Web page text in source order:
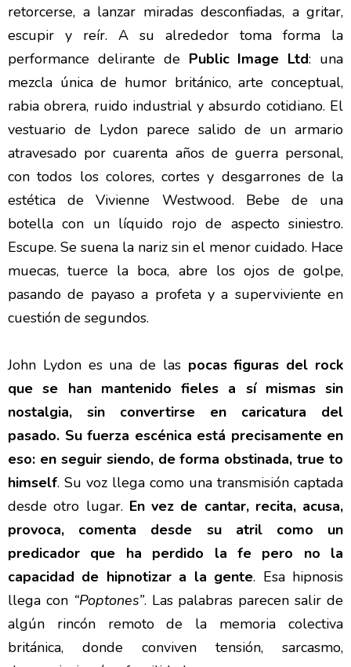
retorcerse, a lanzar miradas desconfiadas, a gritar,
escupir y reír. A su alrededor toma forma la
performance delirante de Public Image Ltd: una
mezcla única de humor británico, arte conceptual,
rabia obrera, ruido industrial y absurdo cotidiano. El
vestuario de Lydon parece salido de un armario
atravesado por cuarenta años de guerra personal,
con todos los colores, cortes y desgarrones de la
estética de Vivienne Westwood. Bebe de una
botella con un líquido rojo de aspecto siniestro.
Escupe. Se suena la nariz sin el menor cuidado. Hace
muecas, tuerce la boca, abre los ojos de golpe,
pasando de payaso a profeta y a superviviente en
cuestión de segundos.
John Lydon es una de las pocas figuras del rock
que se han mantenido fieles a sí mismas sin
nostalgia, sin convertirse en caricatura del
pasado. Su fuerza escénica está precisamente en
eso: en seguir siendo, de forma obstinada, true to
himself. Su voz llega como una transmisión captada
desde otro lugar. En vez de cantar, recita, acusa,
provoca, comenta desde su atril como un
predicador que ha perdido la fe pero no la
capacidad de hipnotizar a la gente. Esa hipnosis
llega con “Poptones”. Las palabras parecen salir de
algún rincón remoto de la memoria colectiva
británica, donde conviven tensión, sarcasmo,